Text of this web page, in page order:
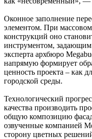
Оконное заполнение
элементом. При
конструкций оно
инструментом,
эксперта архбюро
напрямую формирует
ценность проекта – как
городской среды.
Технологический
качества производить
общую композицию
озвученные компанией
сторону цветных